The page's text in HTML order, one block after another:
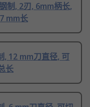
制, 2刃, 6mm柄长,
mm长
, 12 mm刀直径, 可
长